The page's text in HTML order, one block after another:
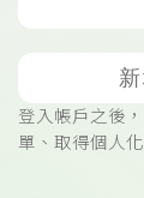
登入帳戶之後
單、取得個人